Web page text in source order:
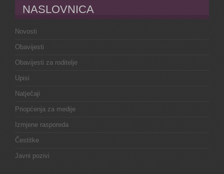
NASLOVNICA
Novosti
Obavijesti
Obavijesti za roditelje
Upisi
Natječaji
Priopćenja za medije
Izmjene rasporeda
Čestitke
Javni pozivi